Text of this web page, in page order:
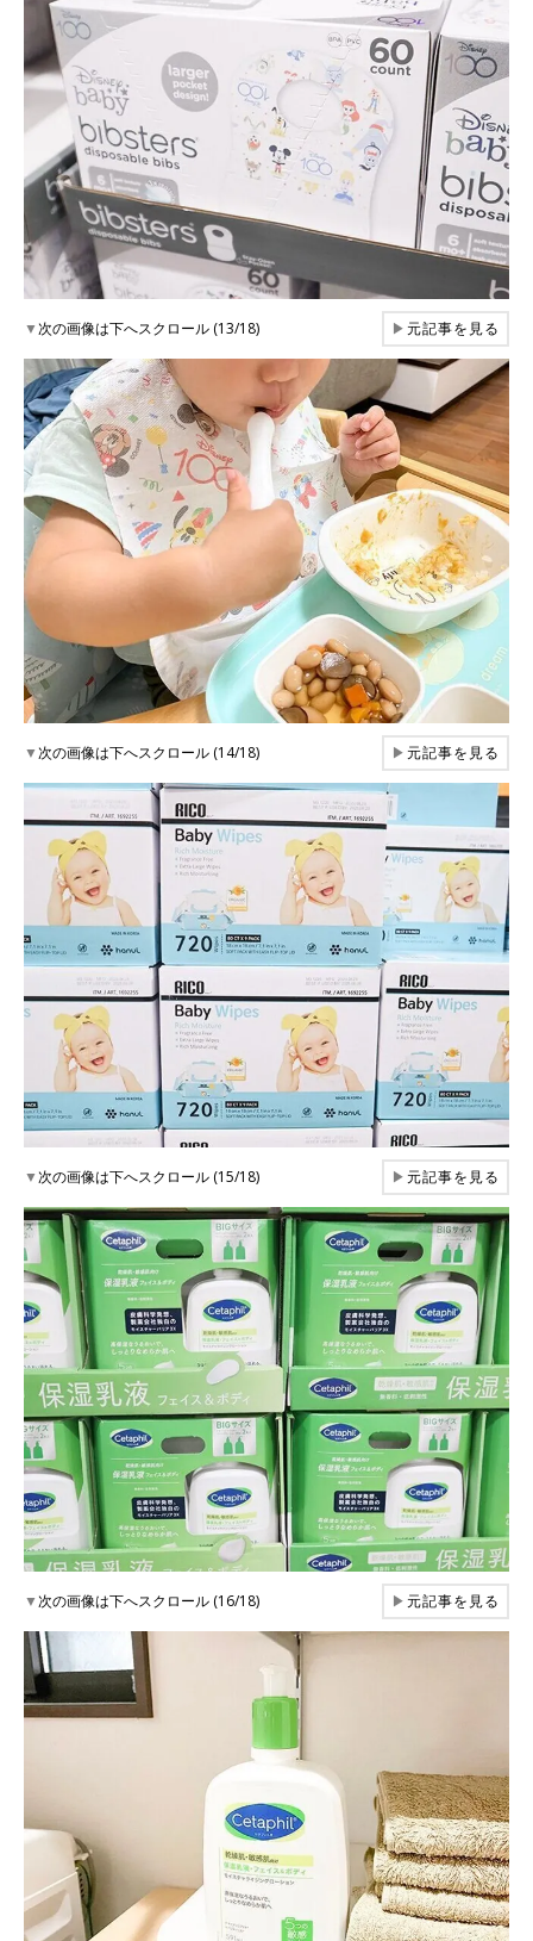
▼次の画像は下へスクロール (13/18) ▶元記事を見る
▼次の画像は下へスクロール (14/18) ▶元記事を見る
▼次の画像は下へスクロール (15/18) ▶元記事を見る
▼次の画像は下へスクロール (16/18) ▶元記事を見る